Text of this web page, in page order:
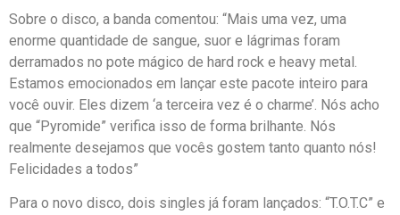
Sobre o disco, a banda comentou: “Mais uma vez, uma
enorme quantidade de sangue, suor e lágrimas foram
derramados no pote mágico de hard rock e heavy metal.
Estamos emocionados em lançar este pacote inteiro para
você ouvir. Eles dizem ‘a terceira vez é o charme’. Nós acho
que “Pyromide” verifica isso de forma brilhante. Nós
realmente desejamos que vocês gostem tanto quanto nós!
Felicidades a todos”
Para o novo disco, dois singles já foram lançados: “T.O.T.C” e